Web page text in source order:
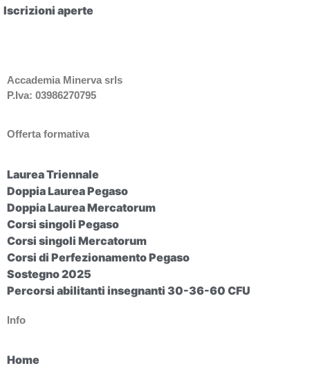
Iscrizioni aperte
Accademia Minerva srls
P.Iva: 03986270795
Offerta formativa
Laurea Triennale
Doppia Laurea Pegaso
Doppia Laurea Mercatorum
Corsi singoli Pegaso
Corsi singoli Mercatorum
Corsi di Perfezionamento Pegaso
Sostegno 2025
Percorsi abilitanti insegnanti 30-36-60 CFU
Info
Home